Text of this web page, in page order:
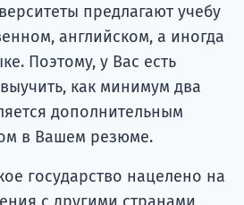
предлагают учебу
английском, а иногда
Поэтому, у Вас есть
как минимум два
дополнительным
в Вашем резюме.
государство нацелено на